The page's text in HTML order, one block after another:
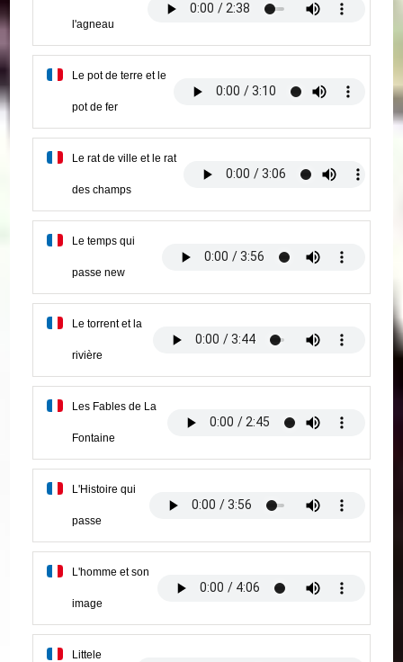
l'agneau
Le pot de terre et le
pot de fer
Le rat de ville et le rat
des champs
Le temps qui
passe new
Le torrent et la
rivière
Les Fables de La
Fontaine
L'Histoire qui
passe
L'homme et son
image
Littele